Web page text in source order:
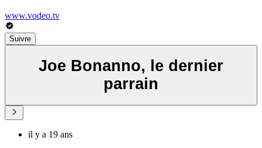
www.vodeo.tv
Suivre
Joe Bonanno, le dernier
parrain
il y a 19 ans